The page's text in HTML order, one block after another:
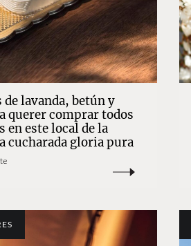
de lavanda, betún y
querer comprar todos
en este local de la
cucharada gloria pura